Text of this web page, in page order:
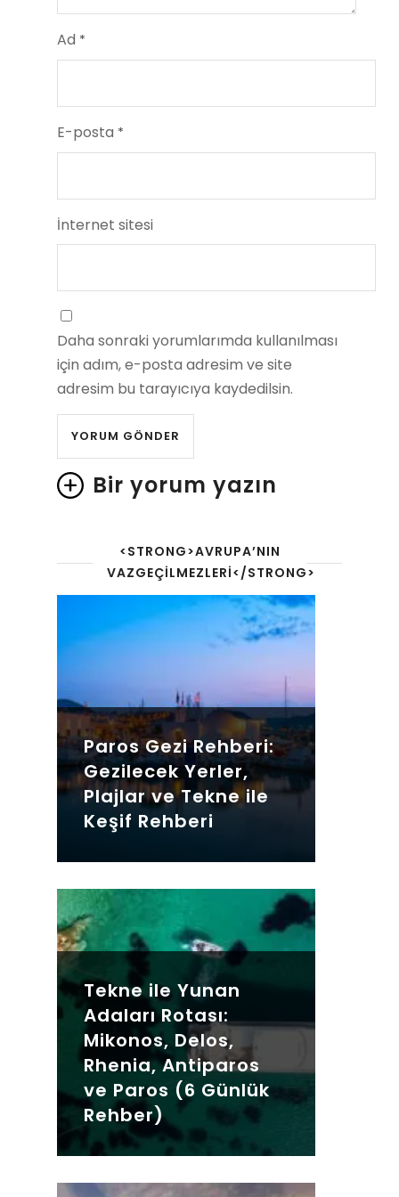
Ad *
E-posta *
İnternet sitesi
Daha sonraki yorumlarımda kullanılması
için adım, e-posta adresim ve site
adresim bu tarayıcıya kaydedilsin.
Bir yorum yazın
<STRONG>AVRUPA’NIN
VAZGEÇILMEZLERI</STRONG>
Paros Gezi Rehberi:
Gezilecek Yerler,
Plajlar ve Tekne ile
Keşif Rehberi
Tekne ile Yunan
Adaları Rotası:
Mikonos, Delos,
Rhenia, Antiparos
ve Paros (6 Günlük
Rehber)